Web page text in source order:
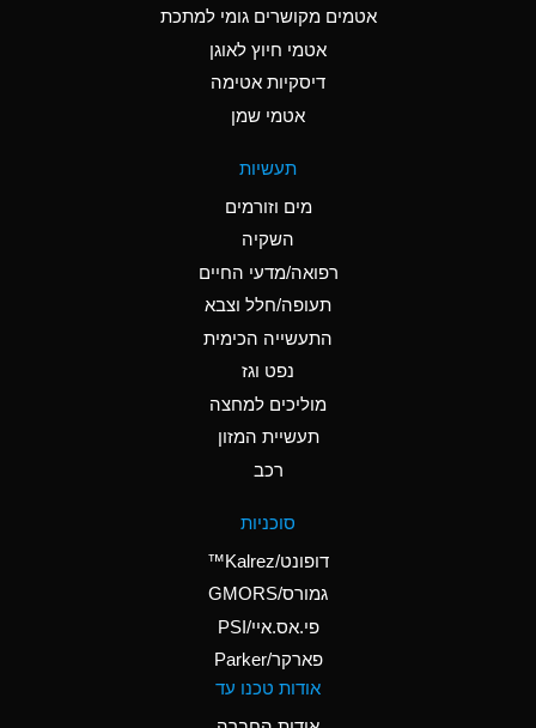
Ammonia Anhydrous
A
Ammonia Gas (cold)
A
Ammonia Gas (hot)
Ammonium Hydroxide
A
Ammonium Nitrate
Ammonium Nitrite
Ammonium Persulfate
Ammonium Phosphate
A
Ammonium Sulfate
A
אטמים מקושרים גומי למתכת
אטמי חיוץ לאוגן
דיסקיות אטימה
אטמי שמן
תעשיות
מים וזורמים
השקיה
רפואה/מדעי החיים
תעופה/חלל וצבא
התעשייה הכימית
נפט וגז
מוליכים למחצה
תעשיית המזון
רכב
סוכניות
דופונט/Kalrez™
גמורס/GMORS
פי.אס.איי/PSI
פארקר/Parker
אודות טכנו עד